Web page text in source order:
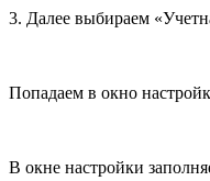
3. Далее выбираем
Попадаем в окно
В окне настройки